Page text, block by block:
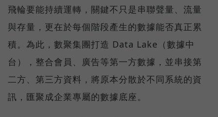
飛輪要能持續運轉，關鍵不只是串聯聲量、流量
與存量，更在於每個階段產生的數據能否真正累
積。為此，數聚集團打造 Data Lake（數據中
台），整合會員、廣告等第一方數據，並串接第
二方、第三方資料，將原本分散於不同系統的資
訊，匯聚成企業專屬的數據底座。